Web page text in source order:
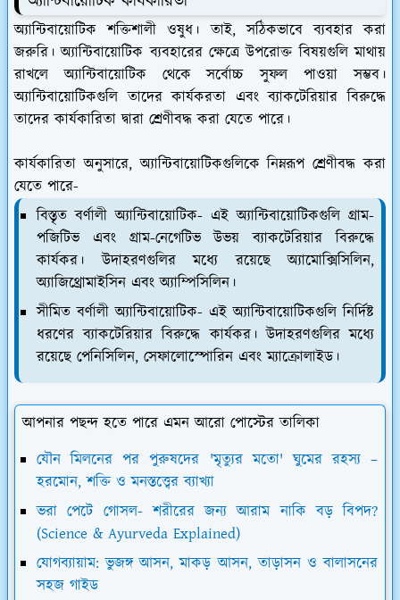
অ্যান্টিবায়োটিক শক্তিশালী ওষুধ। তাই, সঠিকভাবে ব্যবহার করা
জরুরি। অ্যান্টিবায়োটিক ব্যবহারের ক্ষেত্রে উপরোক্ত বিষয়গুলি মাথায়
রাখলে অ্যান্টিবায়োটিক থেকে সর্বোচ্চ সুফল পাওয়া সম্ভব।
অ্যান্টিবায়োটিকগুলি তাদের কার্যকরতা এবং ব্যাকটেরিয়ার বিরুদ্ধে
তাদের কার্যকারিতা দ্বারা শ্রেণীবদ্ধ করা যেতে পারে।
কার্যকারিতা অনুসারে, অ্যান্টিবায়োটিকগুলিকে নিম্নরূপ শ্রেণীবদ্ধ করা
যেতে পারে-
বিস্তৃত বর্ণালী অ্যান্টিবায়োটিক- এই অ্যান্টিবায়োটিকগুলি গ্রাম-
পজিটিভ এবং গ্রাম-নেগেটিভ উভয় ব্যাকটেরিয়ার বিরুদ্ধে
কার্যকর। উদাহরণগুলির মধ্যে রয়েছে অ্যামোক্সিসিলিন,
অ্যাজিথ্রোমাইসিন এবং অ্যাম্পিসিলিন।
সীমিত বর্ণালী অ্যান্টিবায়োটিক- এই অ্যান্টিবায়োটিকগুলি নির্দিষ্ট
ধরণের ব্যাকটেরিয়ার বিরুদ্ধে কার্যকর। উদাহরণগুলির মধ্যে
রয়েছে পেনিসিলিন, সেফালোস্পোরিন এবং ম্যাক্রোলাইড।
আপনার পছন্দ হতে পারে এমন আরো পোস্টের তালিকা
যৌন মিলনের পর পুরুষদের 'মৃত্যুর মতো' ঘুমের রহস্য –
হরমোন, শক্তি ও মনস্তত্ত্বের ব্যাখ্যা
ভরা পেটে গোসল- শরীরের জন্য আরাম নাকি বড় বিপদ?
(Science & Ayurveda Explained)
যোগব্যায়াম: ভুজঙ্গ আসন, মাকড় আসন, তাড়াসন ও বালাসনের
সহজ গাইড